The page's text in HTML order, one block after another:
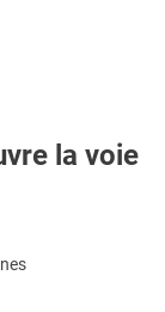
la voie